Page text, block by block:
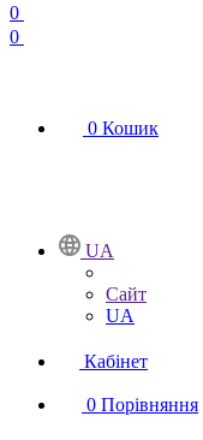
0
0
0 Кошик
UA
Сайт
UA
Кабінет
0 Порівняння